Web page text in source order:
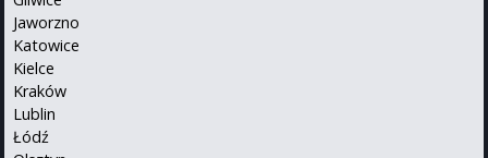
Jaworzno
Katowice
Kielce
Kraków
Lublin
Łódź